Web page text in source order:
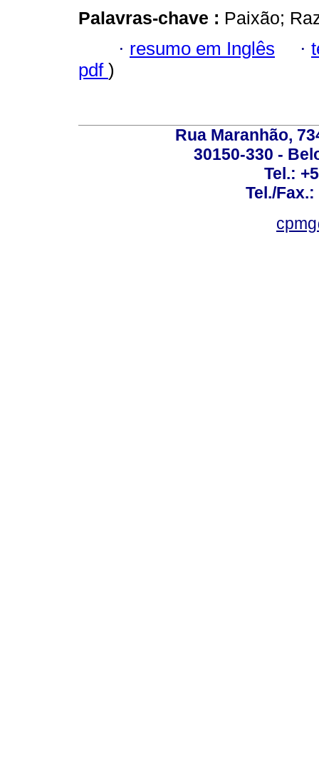
Palavras-chave : Paixão;
· resumo em Inglês ·
pdf )
Rua Maranhão,
30150-330 -
Tel.:
Tel./Fax.: